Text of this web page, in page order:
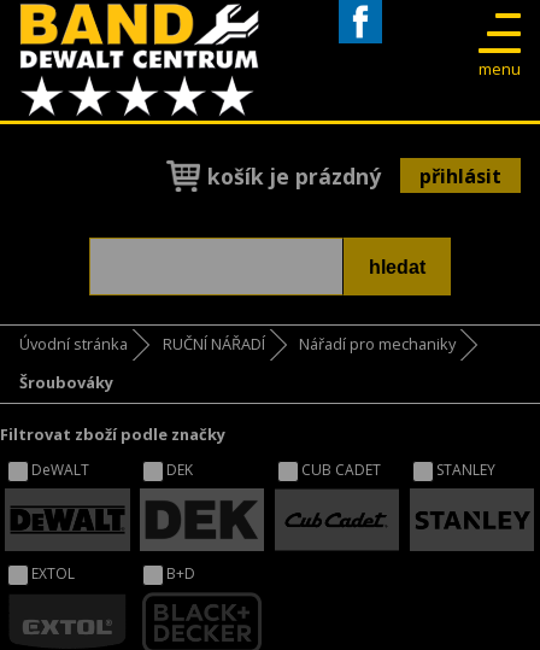
menu
košík je prázdný přihlásit
Úvodní stránka RUČNÍ NÁŘADÍ
Nářadí pro mechaniky
Šroubováky
Filtrovat zboží podle značky
DeWALT DEK CUB CADET STANLEY
EXTOL B+D